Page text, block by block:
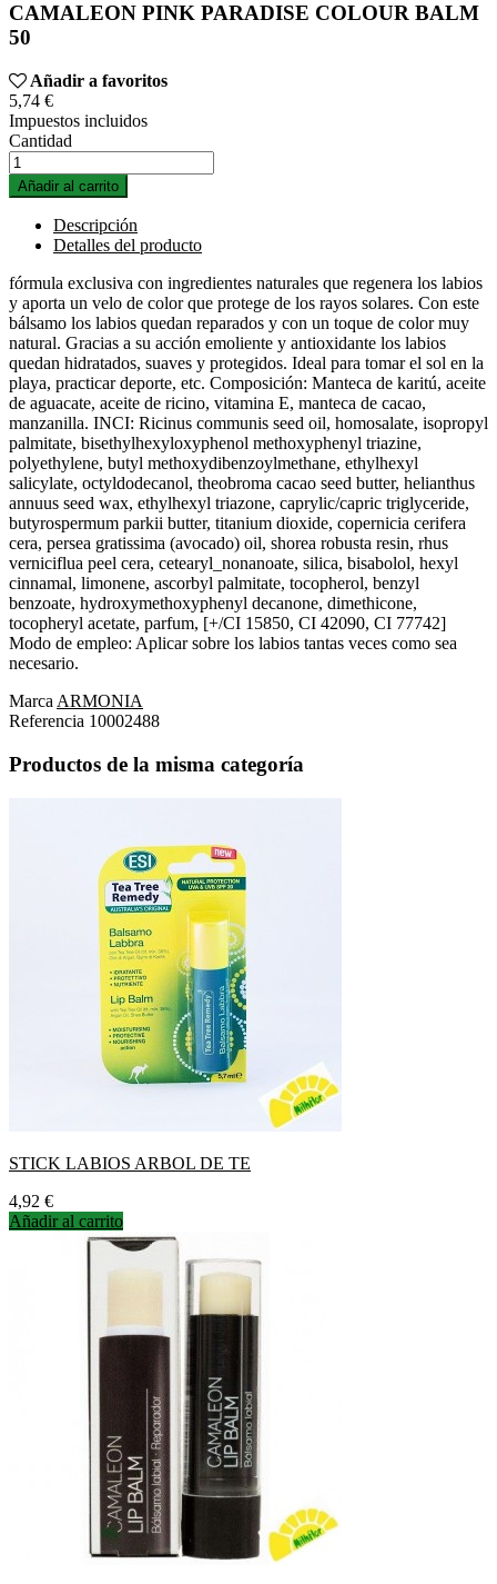
CAMALEON PINK PARADISE COLOUR BALM
50
Añadir a favoritos
5,74 €
Impuestos incluidos
Cantidad
Añadir al carrito
Descripción
Detalles del producto
fórmula exclusiva con ingredientes naturales que regenera los labios
y aporta un velo de color que protege de los rayos solares. Con este
bálsamo los labios quedan reparados y con un toque de color muy
natural. Gracias a su acción emoliente y antioxidante los labios
quedan hidratados, suaves y protegidos. Ideal para tomar el sol en la
playa, practicar deporte, etc. Composición: Manteca de karitú, aceite
de aguacate, aceite de ricino, vitamina E, manteca de cacao,
manzanilla. INCI: Ricinus communis seed oil, homosalate, isopropyl
palmitate, bisethylhexyloxyphenol methoxyphenyl triazine,
polyethylene, butyl methoxydibenzoylmethane, ethylhexyl
salicylate, octyldodecanol, theobroma cacao seed butter, helianthus
annuus seed wax, ethylhexyl triazone, caprylic/capric triglyceride,
butyrospermum parkii butter, titanium dioxide, copernicia cerifera
cera, persea gratissima (avocado) oil, shorea robusta resin, rhus
verniciflua peel cera, cetearyl_nonanoate, silica, bisabolol, hexyl
cinnamal, limonene, ascorbyl palmitate, tocopherol, benzyl
benzoate, hydroxymethoxyphenyl decanone, dimethicone,
tocopheryl acetate, parfum, [+/CI 15850, CI 42090, CI 77742]
Modo de empleo: Aplicar sobre los labios tantas veces como sea
necesario.
Marca ARMONIA
Referencia 10002488
Productos de la misma categoría
STICK LABIOS ARBOL DE TE
Precio
4,92 €
Añadir al carrito